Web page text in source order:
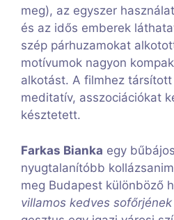
meg), az egyszer
és az idős emberek
szép párhuzamokat
motívumok nagyon
alkotást. A filmhez
meditatív, asszociációkat
késztetett.
Farkas Bianka egy
nyugtalanítóbb
meg Budapest különböző
villamos kedves sofőrjének